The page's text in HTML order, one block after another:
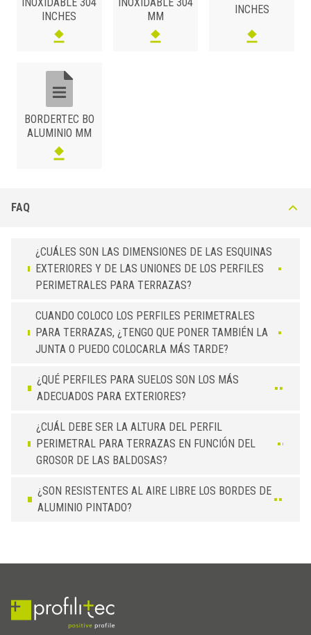
BO 42 A63
INCHES
MM
INCHES
BORDERTEC BO
ALUMINIO MM
FAQ
¿CUÁLES SON LAS DIMENSIONES DE LAS ESQUINAS
EXTERIORES Y DE LAS UNIONES DE LOS PERFILES
PERIMETRALES PARA TERRAZAS?
CUANDO COLOCO LOS PERFILES PERIMETRALES
PARA TERRAZAS, ¿TENGO QUE PONER TAMBIÉN LA
JUNTA O PUEDO COLOCARLA MÁS TARDE?
¿QUÉ PERFILES PARA SUELOS SON LOS MÁS
ADECUADOS PARA EXTERIORES?
¿CUÁL DEBE SER LA ALTURA DEL PERFIL
PERIMETRAL PARA TERRAZAS EN FUNCIÓN DEL
GROSOR DE LAS BALDOSAS?
¿SON RESISTENTES AL AIRE LIBRE LOS BORDES DE
ALUMINIO PINTADO?